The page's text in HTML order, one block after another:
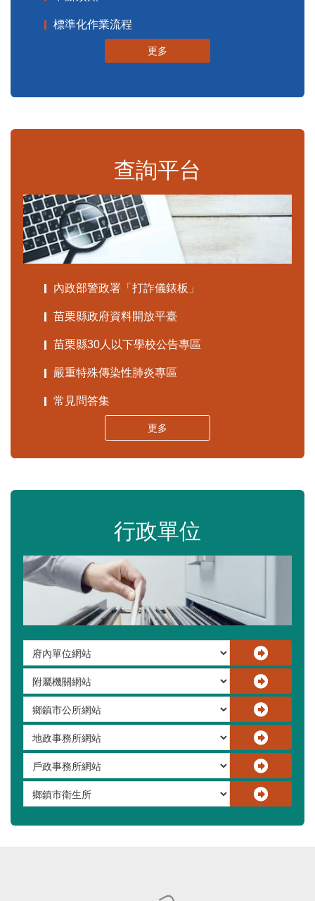
標準化作業流程
更多
查詢平台
內政部警政署「打詐儀錶板」
苗栗縣政府資料開放平臺
苗栗縣30人以下學校公告專區
嚴重特殊傳染性肺炎專區
常見問答集
更多
行政單位